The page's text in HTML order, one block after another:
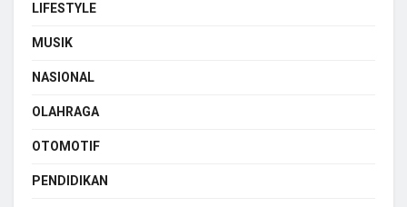
LIFESTYLE
MUSIK
NASIONAL
OLAHRAGA
OTOMOTIF
PENDIDIKAN